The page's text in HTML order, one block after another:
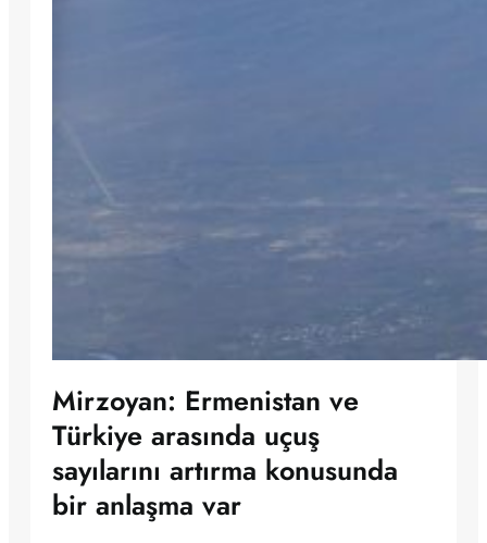
Mirzoyan: Ermenistan ve
Türkiye arasında uçuş
sayılarını artırma konusunda
bir anlaşma var